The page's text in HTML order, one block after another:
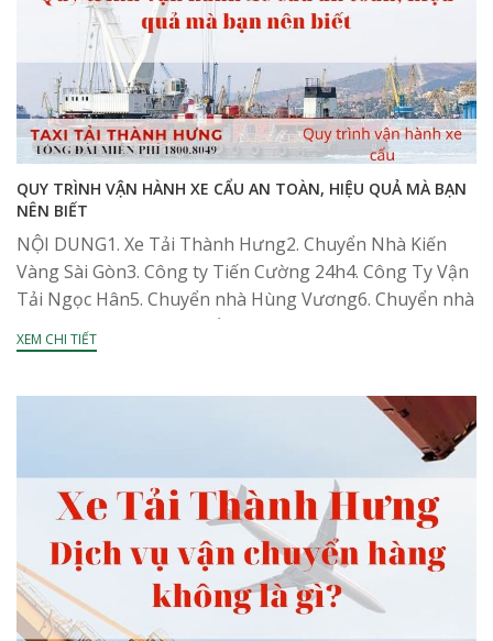
QUY TRÌNH VẬN HÀNH XE CẨU AN TOÀN, HIỆU QUẢ MÀ BẠN
NÊN BIẾT
NỘI DUNG1. Xe Tải Thành Hưng2. Chuyển Nhà Kiến
Vàng Sài Gòn3. Công ty Tiến Cường 24h4. Công Ty Vận
Tải Ngọc Hân5. Chuyển nhà Hùng Vương6. Chuyển nhà
Vietnam Moving7. Chuyển Nhà Thái...
XEM CHI TIẾT